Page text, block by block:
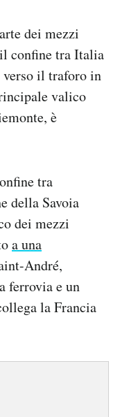
dei mezzi
confine tra Italia
verso il traforo in
valico
è
tra
della Savoia
dei mezzi
a una
André,
ferrovia e un
la Francia